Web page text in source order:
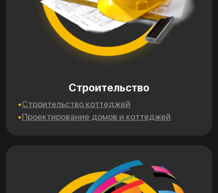
Строительство
Строительство коттеджей
Проектирование домов и коттеджей